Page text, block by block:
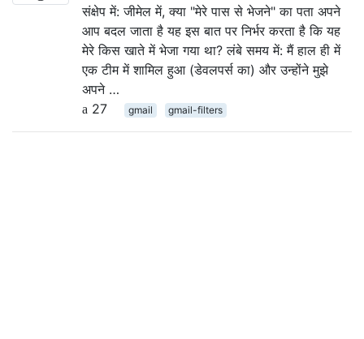
संक्षेप में: जीमेल में, क्या "मेरे पास से भेजने" का पता अपने
आप बदल जाता है यह इस बात पर निर्भर करता है कि यह
मेरे किस खाते में भेजा गया था? लंबे समय में: मैं हाल ही में
एक टीम में शामिल हुआ (डेवलपर्स का) और उन्होंने मुझे
अपने …
27
gmail gmail-filters